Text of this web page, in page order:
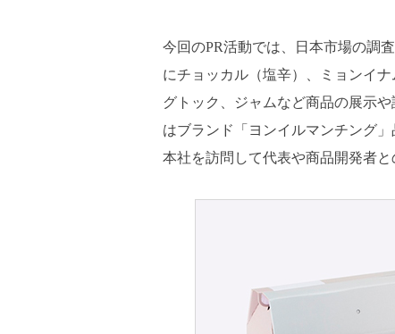
今回のPR活動では、日本市場の調
にチョッカル（塩辛）、ミョンイ
グトック、ジャムなど商品の展示
はブランド「ヨンイルマンチング
本社を訪問して代表や商品開発者と